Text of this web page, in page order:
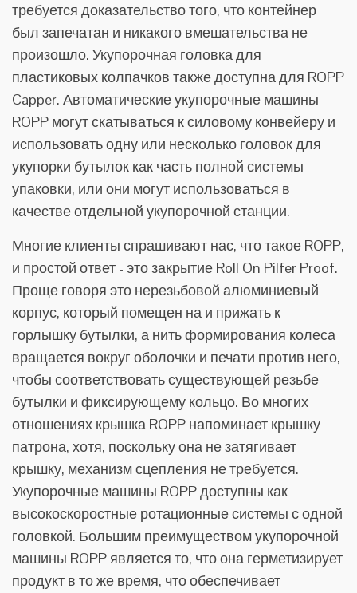
требуется доказательство того, что контейнер
был запечатан и никакого вмешательства не
произошло. Укупорочная головка для
пластиковых колпачков также доступна для ROPP
Capper. Автоматические укупорочные машины
ROPP могут скатываться к силовому конвейеру и
использовать одну или несколько головок для
укупорки бутылок как часть полной системы
упаковки, или они могут использоваться в
качестве отдельной укупорочной станции.
Многие клиенты спрашивают нас, что такое ROPP,
и простой ответ - это закрытие Roll On Pilfer Proof.
Проще говоря это нерезьбовой алюминиевый
корпус, который помещен на и прижать к
горлышку бутылки, а нить формирования колеса
вращается вокруг оболочки и печати против него,
чтобы соответствовать существующей резьбе
бутылки и фиксирующему кольцо. Во многих
отношениях крышка ROPP напоминает крышку
патрона, хотя, поскольку она не затягивает
крышку, механизм сцепления не требуется.
Укупорочные машины ROPP доступны как
высокоскоростные ротационные системы с одной
головкой. Большим преимуществом укупорочной
машины ROPP является то, что она герметизирует
продукт в то же время, что обеспечивает